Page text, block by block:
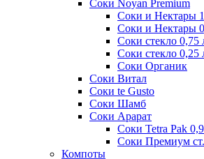
Соки Noyan Premium
Соки и Нектары
Соки и Нектары
Соки стекло 0,75
Соки стекло 0,25
Соки Органик
Соки Витал
Соки te Gusto
Соки Шамб
Соки Арарат
Соки Tetra Pak
Соки Премиум
Компоты